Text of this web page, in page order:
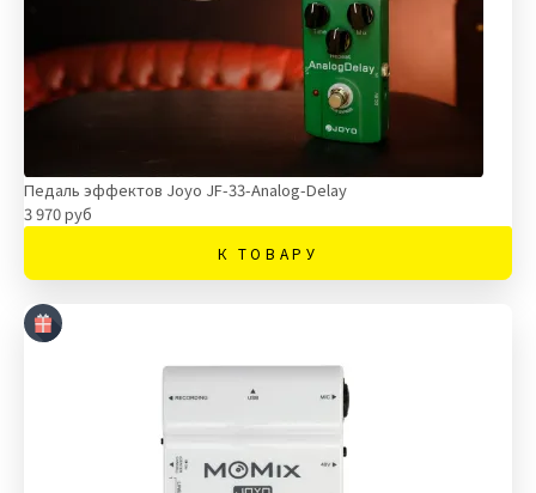
Педаль эффектов Joyo JF-33-Analog-Delay
3 970 руб
К ТОВАРУ